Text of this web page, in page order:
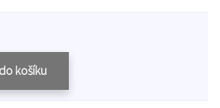
košíku